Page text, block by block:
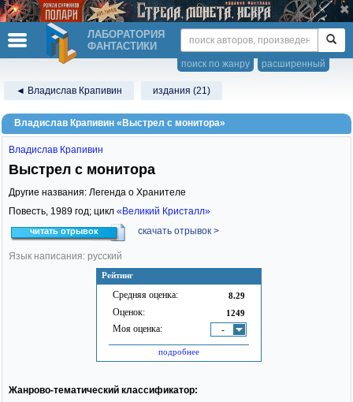
ЛАБОРАТОРИЯ
ФАНТАСТИКИ
расширенный
поиск по жанру
◄ Владислав Крапивин издания (21)
Владислав Крапивин «Выстрел с монитора»
Рейтинг
Средняя оценка: 8.29
Оценок: 1249
Моя оценка: -
подробнее
Владислав Крапивин
Выстрел с монитора
Другие названия: Легенда о Хранителе
Повесть, 1989 год; цикл «Великий Кристалл»
читать отрывок скачать отрывок >
Язык написания: русский
Жанрово-тематический классификатор: